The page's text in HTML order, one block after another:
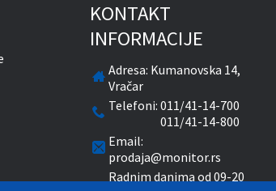
KONTAKT
INFORMACIJE
Adresa: Kumanovska 14,
Vračar
Telefoni:011/41-14-700
011/41-14-800
Email:
prodaja@monitor.rs
Radnim danima od 09-20